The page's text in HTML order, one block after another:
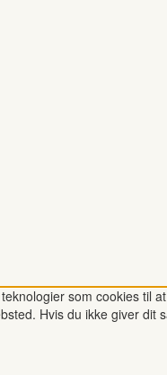
som cookies til
Hvis du ikke giver